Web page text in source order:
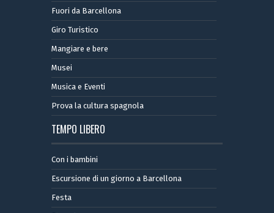
Fuori da Barcellona
Giro Turistico
Mangiare e bere
Musei
Musica e Eventi
Prova la cultura spagnola
TEMPO LIBERO
Con i bambini
Escursione di un giorno a Barcellona
Festa